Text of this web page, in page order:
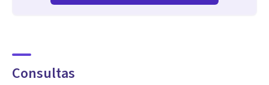
Consultas